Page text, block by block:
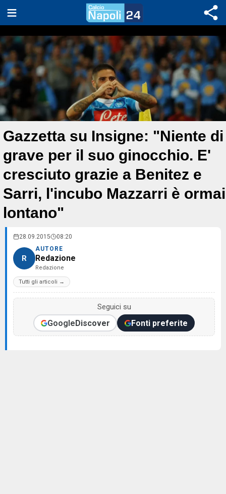
Gazzetta su Insigne: "Niente di
grave per il suo ginocchio. E'
cresciuto grazie a Benitez e
Sarri, l'incubo Mazzarri è ormai
lontano"
28.09.2015 08:20
R
AUTORE
Redazione
Redazione
Tutti gli articoli →
Seguici su
GoogleDiscover Fonti preferite